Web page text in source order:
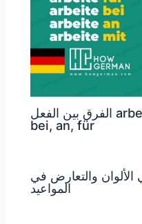
الفرق بين الفعل arbeiten عندما يأتي مع: mit,
bei, an, für
الألوان والتعارض في
المواعيد